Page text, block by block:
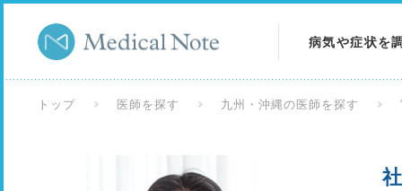
病気や症状を
検査を調べる
トップ 医師を探す 九州・沖縄の医師を探す